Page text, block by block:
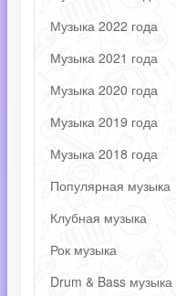
Музыка 2022 года
Музыка 2021 года
Музыка 2020 года
Музыка 2019 года
Музыка 2018 года
Популярная музыка
Клубная музыка
Рок музыка
Drum & Bass музыка